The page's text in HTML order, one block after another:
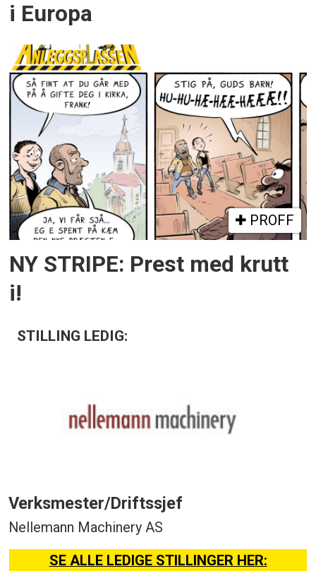
i Europa
PROFF
NY STRIPE: Prest med krutt
i!
STILLING LEDIG:
Verksmester/Driftssjef
Nellemann Machinery AS
SE ALLE LEDIGE STILLINGER HER: